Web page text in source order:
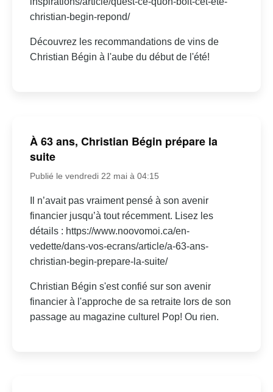
christian-begin-repond/
Découvrez les recommandations de vins de
Christian Bégin à l'aube du début de l'été!
À 63 ans, Christian Bégin prépare la
suite
Publié le vendredi 22 mai à 04:15
Il n’avait pas vraiment pensé à son avenir
financier jusqu’à tout récemment. Lisez les
détails : https://www.noovomoi.ca/en-
vedette/dans-vos-ecrans/article/a-63-ans-
christian-begin-prepare-la-suite/
Christian Bégin s'est confié sur son avenir
financier à l'approche de sa retraite lors de son
passage au magazine culturel Pop! Ou rien.